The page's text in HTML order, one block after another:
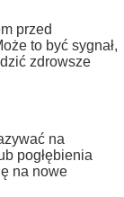
przed
to być sygnał,
zdrowsze
na
pogłębienia
na nowe